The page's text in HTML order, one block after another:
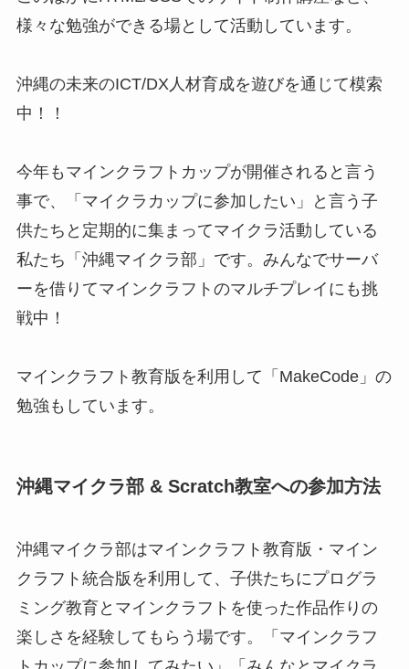
様々な勉強ができる場として活動しています。
沖縄の未来のICT/DX人材育成を遊びを通じて模索
中！！
今年もマインクラフトカップが開催されると言う
事で、「マイクラカップに参加したい」と言う子
供たちと定期的に集まってマイクラ活動している
私たち「沖縄マイクラ部」です。みんなでサーバ
ーを借りてマインクラフトのマルチプレイにも挑
戦中！
マインクラフト教育版を利用して「MakeCode」の
勉強もしています。
沖縄マイクラ部 & Scratch教室への参加方法
沖縄マイクラ部はマインクラフト教育版・マイン
クラフト統合版を利用して、子供たちにプログラ
ミング教育とマインクラフトを使った作品作りの
楽しさを経験してもらう場です。「マインクラフ